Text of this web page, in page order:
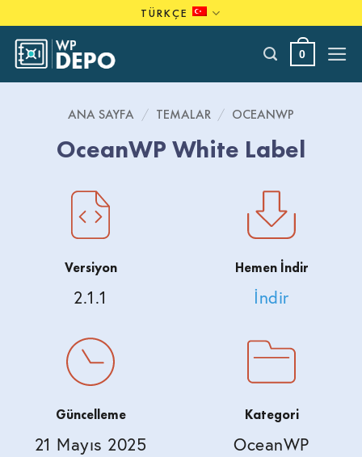
to
content
TÜRKÇE
0
ANA SAYFA / TEMALAR / OCEANWP
OceanWP White Label
Versiyon
2.1.1
Hemen İndir
İndir
Güncelleme
21 Mayıs 2025
Kategori
OceanWP